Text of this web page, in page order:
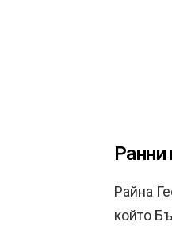
Ранни
Райна
който